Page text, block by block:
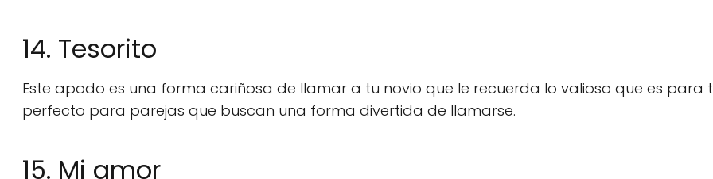
14. Tesorito
Este apodo es una forma cariñosa de llamar a tu novio que le recuerda lo valioso que es para
perfecto para parejas que buscan una forma divertida de llamarse.
15. Mi amor